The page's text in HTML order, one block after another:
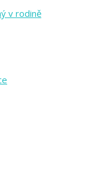
v rodině